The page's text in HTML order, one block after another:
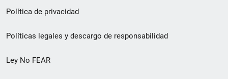
pie
de
página
Política de privacidad
Políticas legales y descargo de responsabilidad
Ley No FEAR